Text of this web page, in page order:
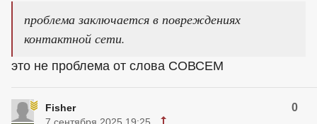
проблема заключается в повреждениях
контактной сети.
это не проблема от слова СОВСЕМ
Fisher 0